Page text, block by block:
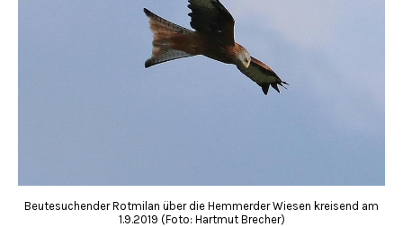
Beutesuchender Rotmilan über die Hemmerder Wiesen kreisend am
1.9.2019 (Foto: Hartmut Brecher)